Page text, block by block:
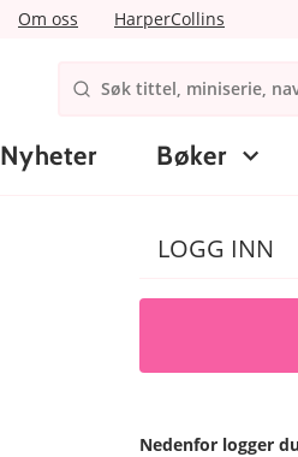
Om oss HarperCollins
Nyheter Bøker
LOGG INN
Nedenfor logger